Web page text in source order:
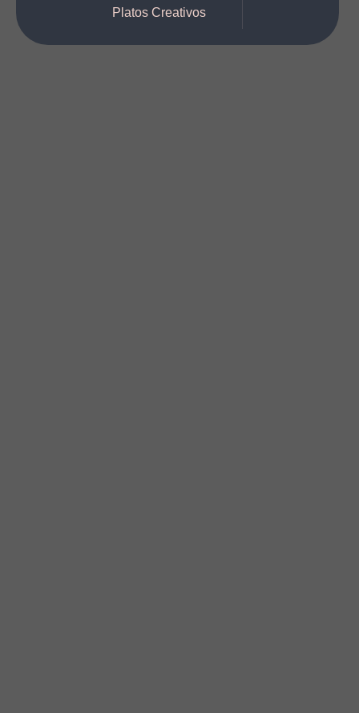
Platos Creativos